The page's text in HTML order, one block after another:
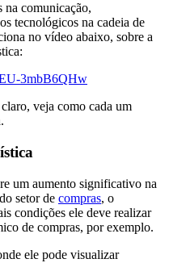
na comunicação,
tecnológicos na cadeia de
no vídeo abaixo, sobre a
3mbB6QHw
veja como cada um
um aumento significativo na
setor de compras, o
condições ele deve realizar
de compras, por exemplo.
ele pode visualizar